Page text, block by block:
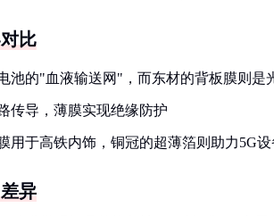
比
池的"血液输送网"，而东材的背板膜则是
传导，薄膜实现绝缘防护
用于高铁内饰，铜冠的超薄箔则助力5G
异